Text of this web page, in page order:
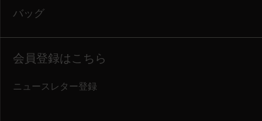
バッグ
会員登録はこちら
ニュースレター登録